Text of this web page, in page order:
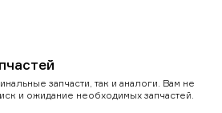
запчасти, так и аналоги. Вам не
и ожидание необходимых запчастей.